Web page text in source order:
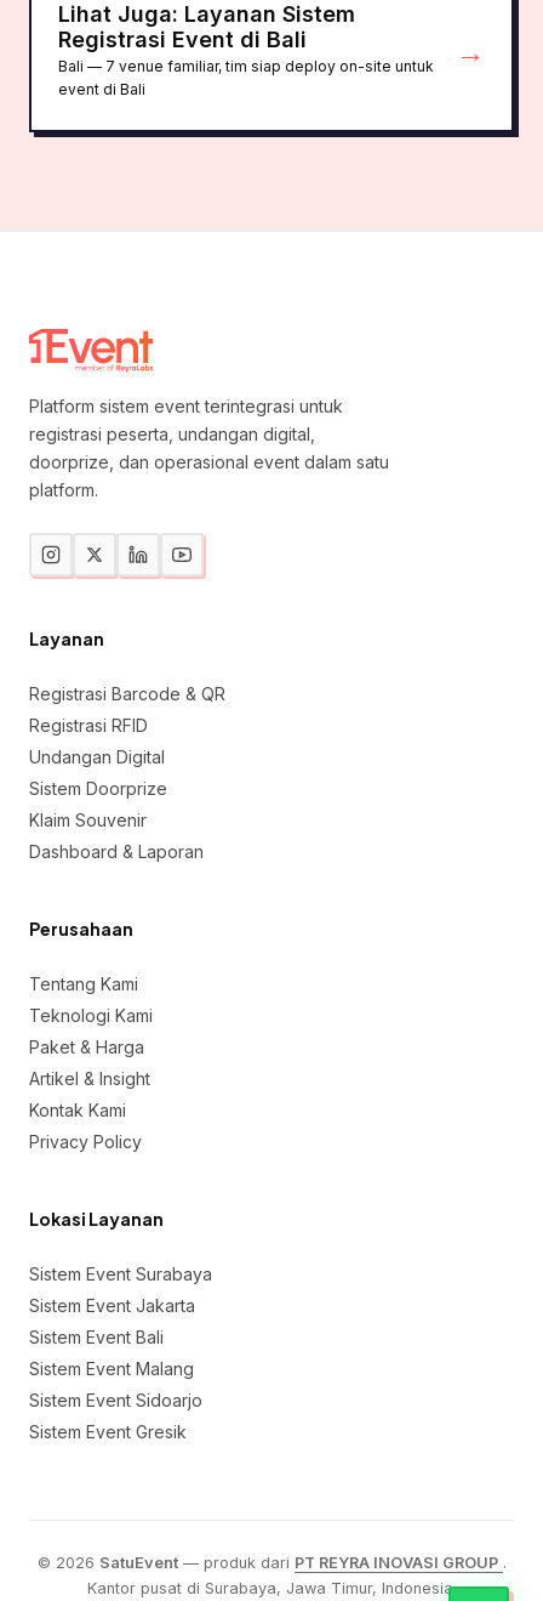
Lihat Juga: Layanan Sistem
Registrasi Event di Bali
Bali — 7 venue familiar, tim siap deploy on-site untuk
event di Bali
→
Platform sistem event terintegrasi untuk
registrasi peserta, undangan digital,
doorprize, dan operasional event dalam satu
platform.
Layanan
Registrasi Barcode & QR
Registrasi RFID
Undangan Digital
Sistem Doorprize
Klaim Souvenir
Dashboard & Laporan
Perusahaan
Tentang Kami
Teknologi Kami
Paket & Harga
Artikel & Insight
Kontak Kami
Privacy Policy
Lokasi Layanan
Sistem Event Surabaya
Sistem Event Jakarta
Sistem Event Bali
Sistem Event Malang
Sistem Event Sidoarjo
Sistem Event Gresik
© 2026 SatuEvent— produk dari PT REYRA INOVASI GROUP .
Kantor pusat di Surabaya, Jawa Timur, Indonesia.